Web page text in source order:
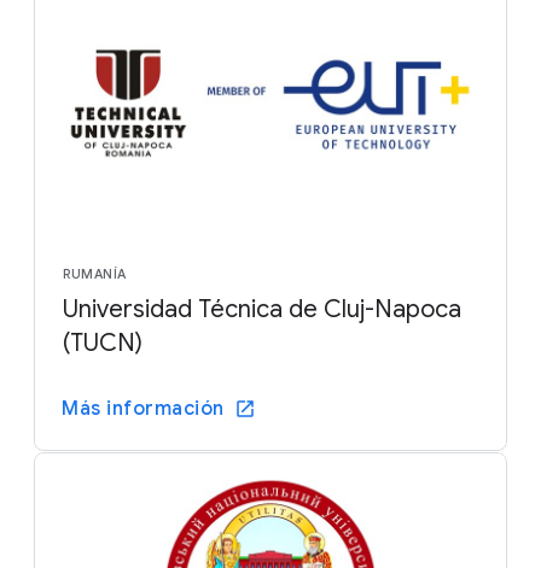
RUMANÍA
Universidad Técnica de Cluj-Napoca
(TUCN)
Más información